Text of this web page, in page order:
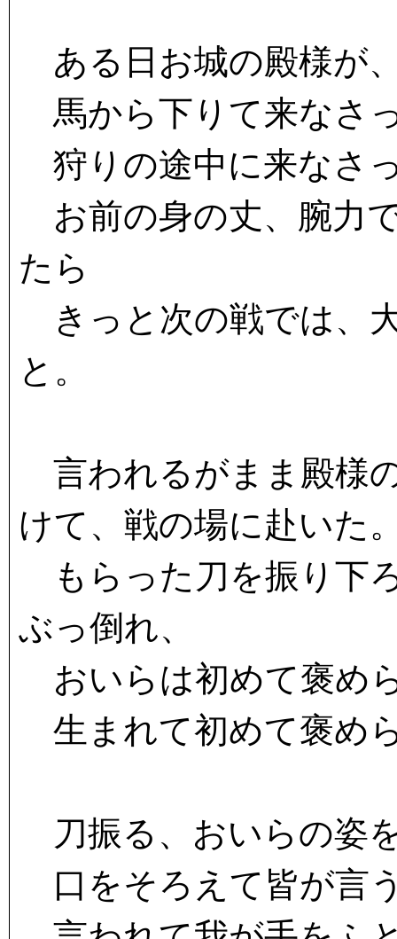
ある日お城の殿様が
馬から下りて来なさ
狩りの途中に来なさ
お前の身の丈、腕力
たら
きっと次の戦では、
と。
言われるがまま殿様
けて、戦の場に赴いた
もらった刀を振り下
ぶっ倒れ、
おいらは初めて褒め
生まれて初めて褒め
刀振る、おいらの姿
口をそろえて皆が言